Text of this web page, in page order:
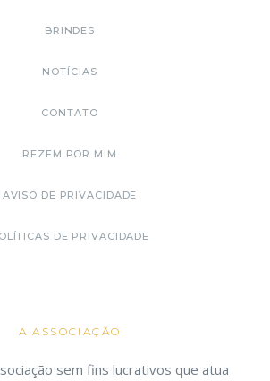
BRINDES
NOTÍCIAS
CONTATO
REZEM POR MIM
AVISO DE PRIVACIDADE
DE PRIVACIDADE
A ASSOCIAÇÃO
sem fins lucrativos que atua